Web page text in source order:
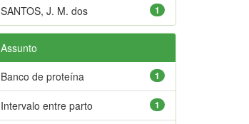
1
SANTOS, J. M. dos
Assunto
1
Banco de proteína
1
Intervalo entre parto